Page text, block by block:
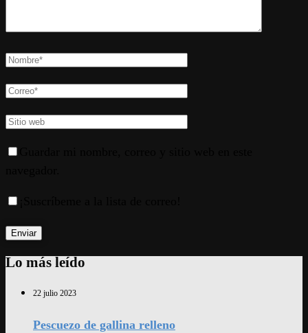
Lo más leído
22 julio 2023
Pescuezo de gallina relleno